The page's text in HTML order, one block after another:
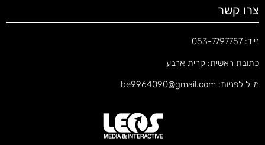
צרו קשר
נייד: 053-7797757
כתובת ראשית: קרית ארבע
מייל לפניות: be9964090@gmail.com